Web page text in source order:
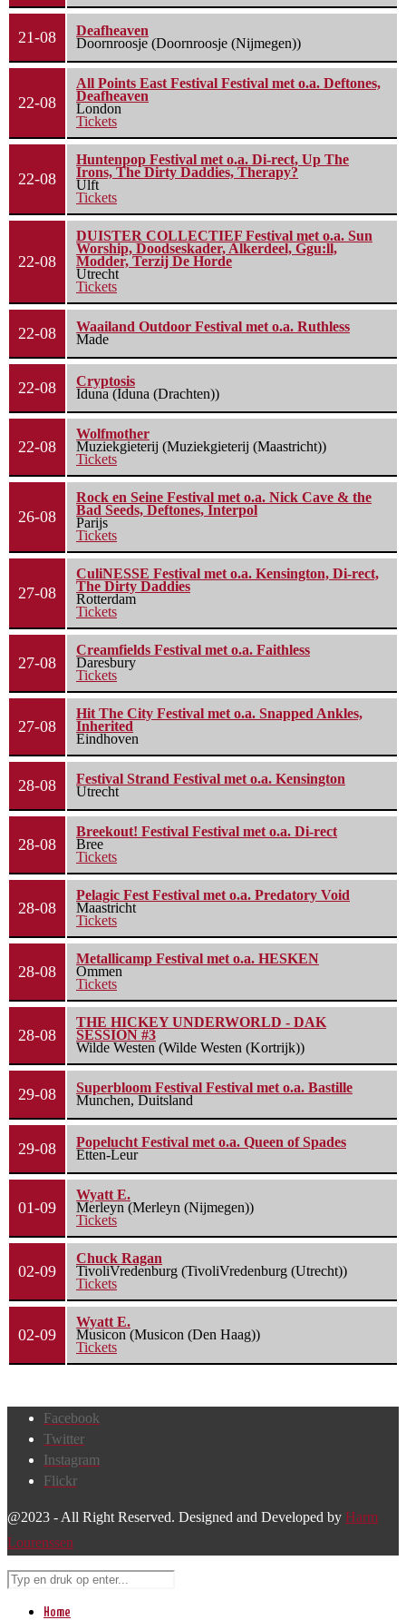
21-08
Deafheaven
Doornroosje (Doornroosje (Nijmegen))
22-08
All Points East Festival Festival met o.a. Deftones,
Deafheaven
London
Tickets
22-08
Huntenpop Festival met o.a. Di-rect, Up The
Irons, The Dirty Daddies, Therapy?
Ulft
Tickets
22-08
DUISTER COLLECTIEF Festival met o.a. Sun
Worship, Doodseskader, Alkerdeel, Ggu:ll,
Modder, Terzij De Horde
Utrecht
Tickets
22-08
Waailand Outdoor Festival met o.a. Ruthless
Made
22-08
Cryptosis
Iduna (Iduna (Drachten))
22-08
Wolfmother
Muziekgieterij (Muziekgieterij (Maastricht))
Tickets
26-08
Rock en Seine Festival met o.a. Nick Cave & the
Bad Seeds, Deftones, Interpol
Parijs
Tickets
27-08
CuliNESSE Festival met o.a. Kensington, Di-rect,
The Dirty Daddies
Rotterdam
Tickets
27-08
Creamfields Festival met o.a. Faithless
Daresbury
Tickets
27-08
Hit The City Festival met o.a. Snapped Ankles,
Inherited
Eindhoven
28-08
Festival Strand Festival met o.a. Kensington
Utrecht
28-08
Breekout! Festival Festival met o.a. Di-rect
Bree
Tickets
28-08
Pelagic Fest Festival met o.a. Predatory Void
Maastricht
Tickets
28-08
Metallicamp Festival met o.a. HESKEN
Ommen
Tickets
28-08
THE HICKEY UNDERWORLD - DAK
SESSION #3
Wilde Westen (Wilde Westen (Kortrijk))
29-08
Superbloom Festival Festival met o.a. Bastille
Munchen, Duitsland
29-08
Popelucht Festival met o.a. Queen of Spades
Etten-Leur
01-09
Wyatt E.
Merleyn (Merleyn (Nijmegen))
Tickets
02-09
Chuck Ragan
TivoliVredenburg (TivoliVredenburg (Utrecht))
Tickets
02-09
Wyatt E.
Musicon (Musicon (Den Haag))
Tickets
Facebook
Twitter
Instagram
Flickr
@2023 - All Right Reserved. Designed and Developed by Harm
Lourenssen
Home